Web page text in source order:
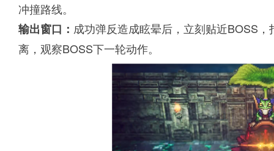
冲撞路线。
输出窗口： 成功弹反造成眩晕后，立刻贴近BOSS
离，观察BOSS下一轮动作。